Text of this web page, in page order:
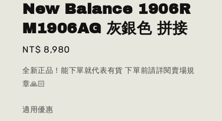
New Balance 1906R
M1906AG 灰銀色 拼接
Regular
NT$ 8,980
全新正品！能下單就代表有貨 下單前請詳閱賣場規
章🙏🏻
適用優惠